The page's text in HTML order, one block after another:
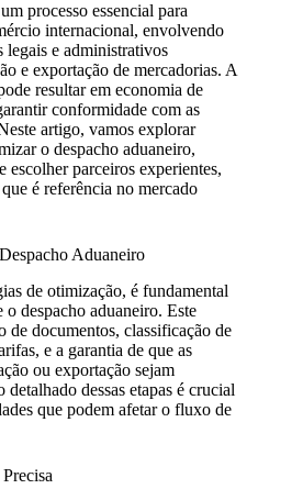
processo essencial para
internacional, envolvendo
legais e administrativos
e exportação de mercadorias. A
resultar em economia de
conformidade com as
artigo, vamos explorar
o despacho aduaneiro,
escolher parceiros experientes,
que é referência no mercado
Aduaneiro
de otimização, é fundamental
despacho aduaneiro. Este
de documentos, classificação de
e a garantia de que as
ou exportação sejam
dessas etapas é crucial
que podem afetar o fluxo de